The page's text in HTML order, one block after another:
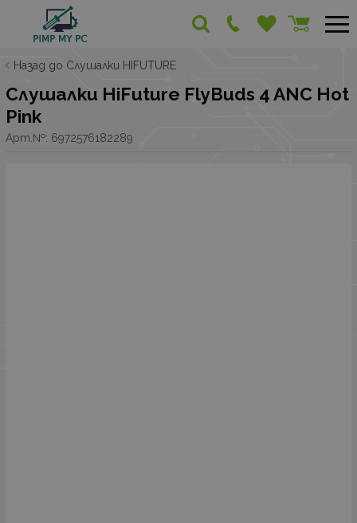
Назад до Слушалки HIFUTURE
Слушалки HiFuture FlyBuds 4 ANC Hot
Pink
Арт.№: 6972576182289